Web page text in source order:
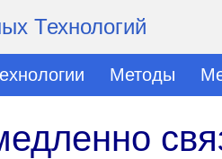
Технологий
Методы